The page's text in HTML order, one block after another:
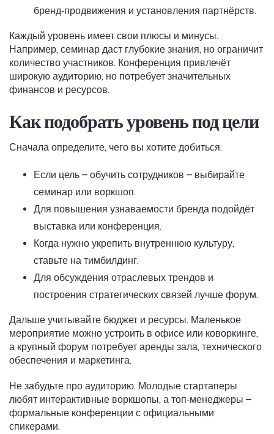
бренд‑продвижения и установления партнёрств.
Каждый уровень имеет свои плюсы и минусы.
Например, семинар даст глубокие знания, но ограничит
количество участников. Конференция привлечёт
широкую аудиторию, но потребует значительных
финансов и ресурсов.
Как подобрать уровень под цели
Сначала определите, чего вы хотите добиться:
Если цель – обучить сотрудников – выбирайте
семинар или воркшоп.
Для повышения узнаваемости бренда подойдёт
выставка или конференция.
Когда нужно укрепить внутреннюю культуру,
ставьте на тимбилдинг.
Для обсуждения отраслевых трендов и
построения стратегических связей лучше форум.
Дальше учитывайте бюджет и ресурсы. Маленькое
мероприятие можно устроить в офисе или коворкинге,
а крупный форум потребует аренды зала, технического
обеспечения и маркетинга.
Не забудьте про аудиторию. Молодые стартаперы
любят интерактивные воркшопы, а топ‑менеджеры –
формальные конференции с официальными
спикерами.